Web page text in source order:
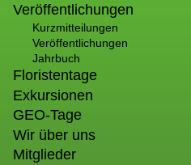
Veröffentlichungen
Kurzmitteilungen
Veröffentlichungen
Jahrbuch
Floristentage
Exkursionen
GEO-Tage
Wir über uns
Mitglieder